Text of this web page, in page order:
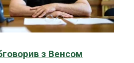
з Венсом